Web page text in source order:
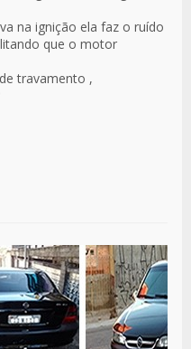
na ignição ela faz o ruído
que o motor
travamento ,